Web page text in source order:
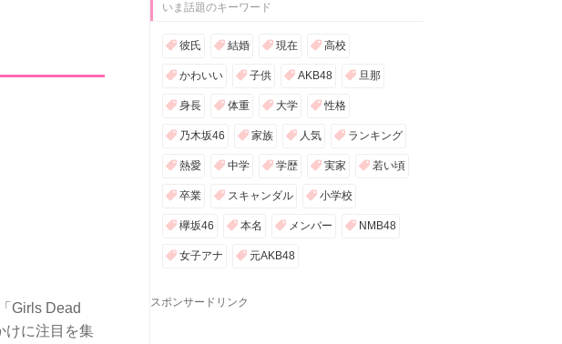
Girls Dead
けに注目を集
いま話題のキーワード
彼氏 結婚 現在 高校
かわいい 子供 AKB48 旦那
身長 体重 大学 性格
乃木坂46 家族 人気 ランキング
熱愛 中学 学歴 実家 若い頃
卒業 スキャンダル 小学校
欅坂46 本名 メンバー NMB48
女子アナ 元AKB48
スポンサードリンク